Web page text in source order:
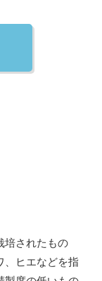
培されたもの
、ヒエなどを指